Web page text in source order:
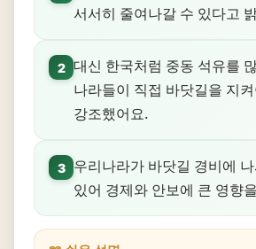
서서히 줄여나갈 수 있다고
2 대신 한국처럼 중동 석유를
나라들이 직접 바닷길을 지
강조했어요.
3
우리나라가 바닷길 경비에
있어 경제와 안보에 큰 영향